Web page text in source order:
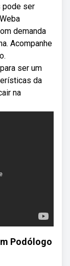
pode ser
demanda
Acompanhe
ser um
da
na
Podólogo